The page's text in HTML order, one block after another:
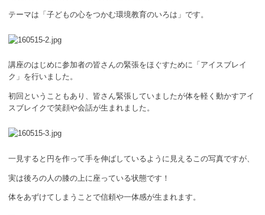
活動支援
発行物
一般の方
団体で見学希望の方
学校関係の方
企業・環境団体の方
エコメイト・京エコサポーターの方
テーマは「子どもの心をつかむ環境教育のいろは」です。
講座のはじめに参加者の皆さんの緊張をほぐすために「アイスブレイ
ク」を行いました。
初回ということもあり、皆さん緊張していましたが体を軽く動かすアイ
スブレイクで笑顔や会話が生まれました。
一見すると円を作って手を伸ばしているように見えるこの写真ですが、
実は後ろの人の膝の上に座っている状態です！
体をあずけてしまうことで信頼や一体感が生まれます。